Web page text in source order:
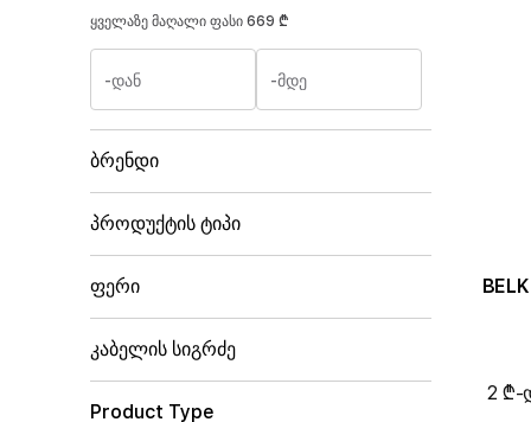
ყველაზე მაღალი ფასი 669 ₾
-დან -მდე
ბრენდი
პროდუქტის ტიპი
ფერი
კაბელის სიგრძე
Product Type
2 ₾-